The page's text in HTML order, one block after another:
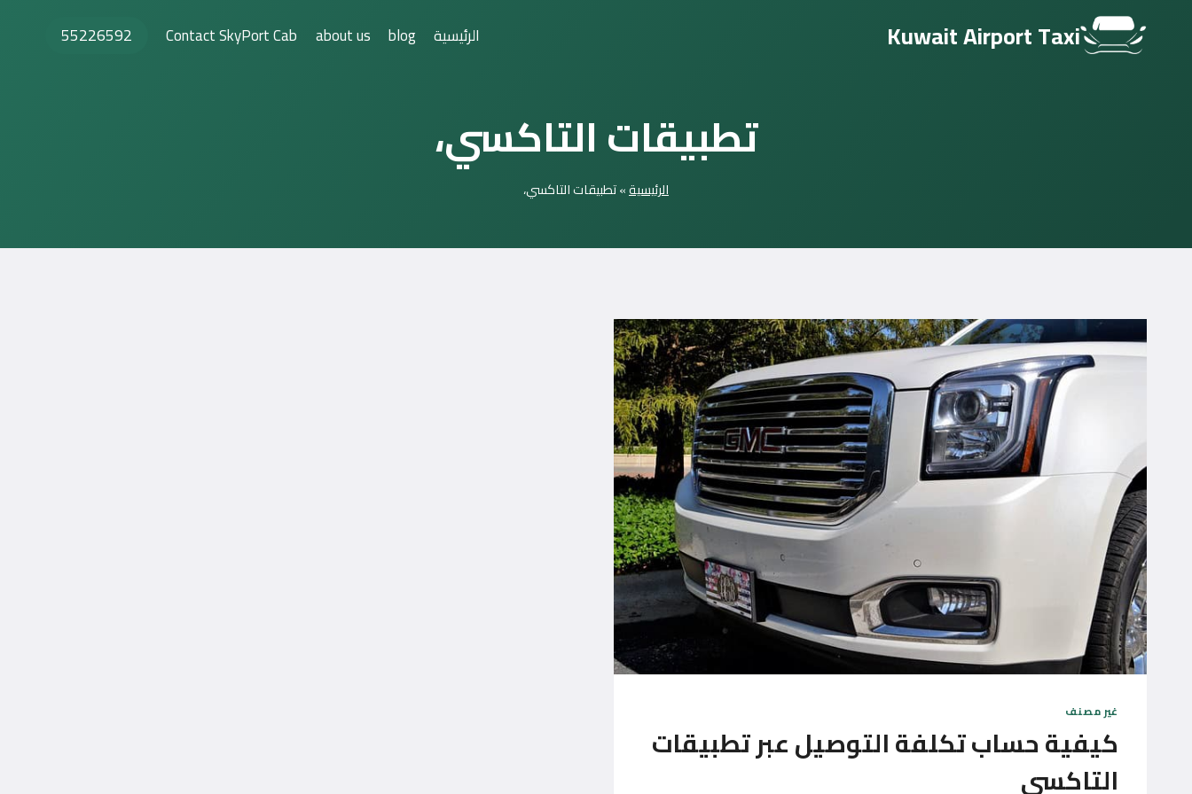
المحتوى
Kuwait Airport Taxi الرئيسية blog
about us
Contact SkyPort Cab
55226592
تطبيقات التاكسي،
الرئيسية»تطبيقات التاكسي،
غير مصنف
كيفية حساب تكلفة التوصيل عبر تطبيقات
التاكسي